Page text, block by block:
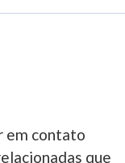
em contato
que